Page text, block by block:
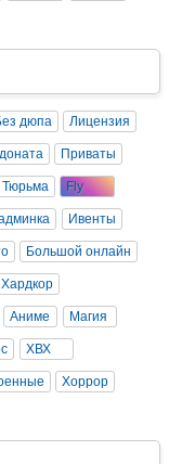
дюпа Лицензия
Приваты
Тюрьма Fly
Ивенты
Большой онлайн
Хардкор
Аниме Магия
ХВХ
Хоррор